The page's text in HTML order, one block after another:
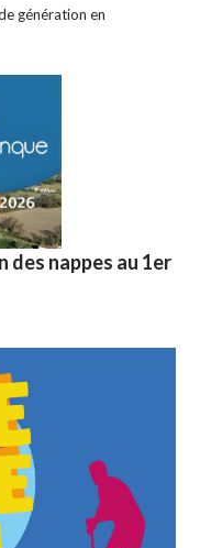
génération en
nappes au 1er